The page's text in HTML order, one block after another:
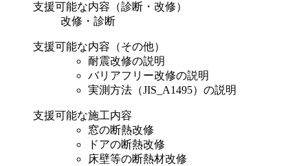
支援可能な内容（診断・改修）
改修・診断
支援可能な内容（その他）
耐震改修の説明
バリアフリー改修の説明
実測方法（JIS_A1495）の説明
支援可能な施工内容
窓の断熱改修
ドアの断熱改修
床壁等の断熱材改修